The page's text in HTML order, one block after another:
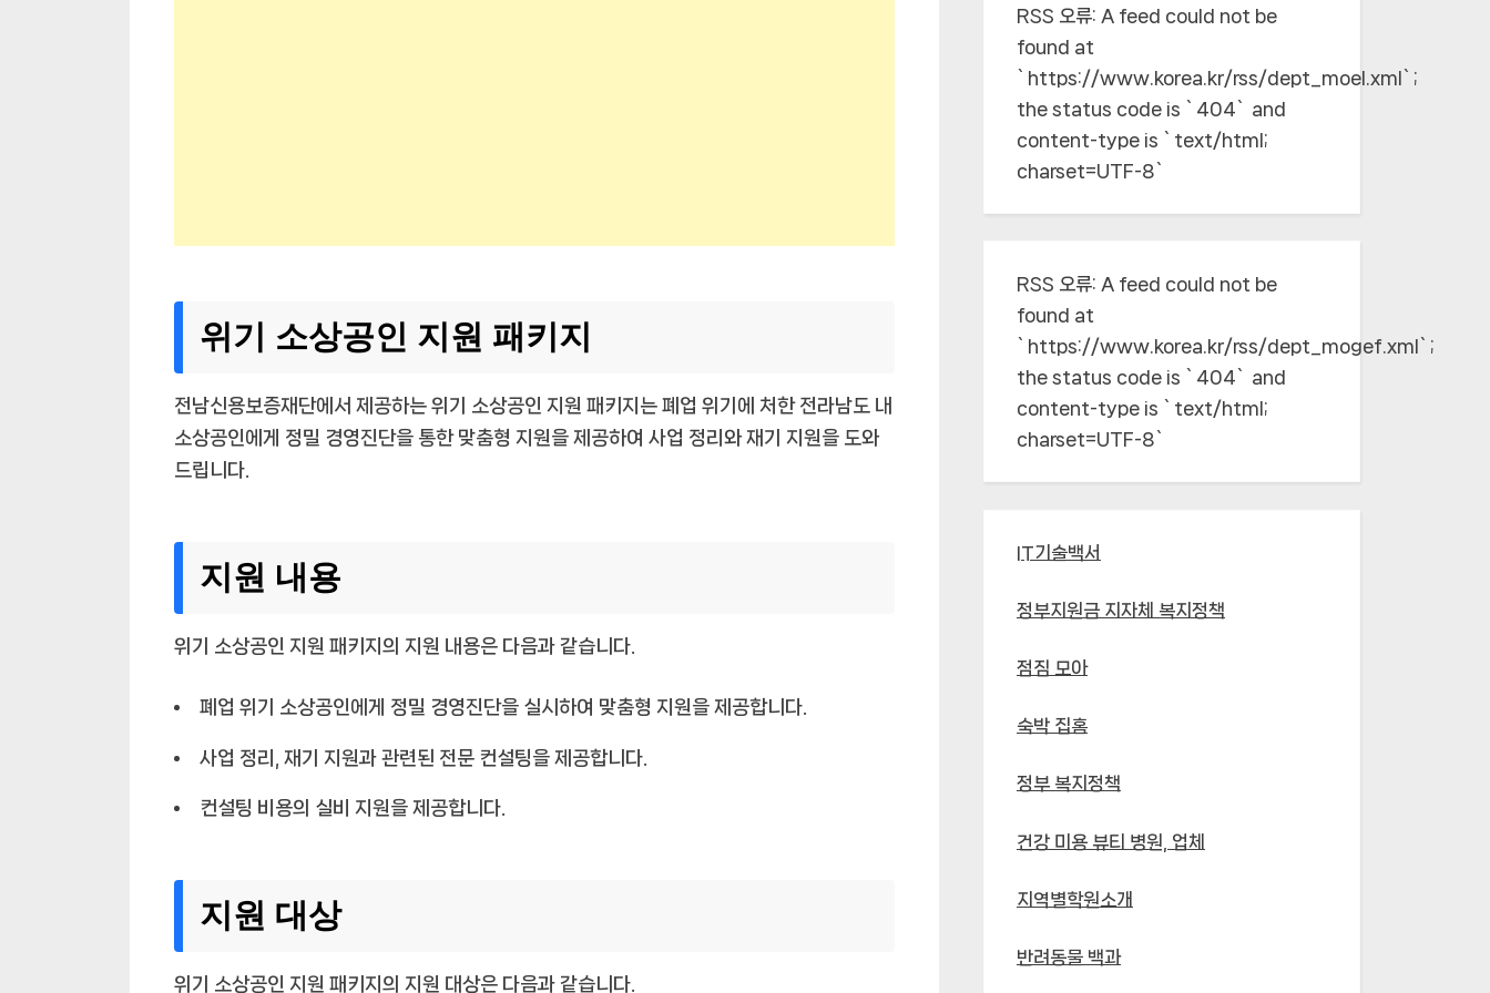
위기 소상공인 지원 패키지
전남신용보증재단에서 제공하는 위기 소상공인 지원 패키지는 폐업 위기에 처한 전라남도 내
소상공인에게 정밀 경영진단을 통한 맞춤형 지원을 제공하여 사업 정리와 재기 지원을 도와
드립니다.
지원 내용
위기 소상공인 지원 패키지의 지원 내용은 다음과 같습니다.
폐업 위기 소상공인에게 정밀 경영진단을 실시하여 맞춤형 지원을 제공합니다.
사업 정리, 재기 지원과 관련된 전문 컨설팅을 제공합니다.
컨설팅 비용의 실비 지원을 제공합니다.
지원 대상
위기 소상공인 지원 패키지의 지원 대상은 다음과 같습니다.
RSS 오류: A feed could not be
found at
`https://www.korea.kr/rss/dept_moel.xml`;
the status code is `404` and
content-type is `text/html;
charset=UTF-8`
RSS 오류: A feed could not be
found at
`https://www.korea.kr/rss/dept_mogef.xml`;
the status code is `404` and
content-type is `text/html;
charset=UTF-8`
IT기술백서
정부지원금 지자체 복지정책
점짐 모아
숙박 집홈
정부 복지정책
건강 미용 뷰티 병원, 업체
지역별학원소개
반려동물 백과